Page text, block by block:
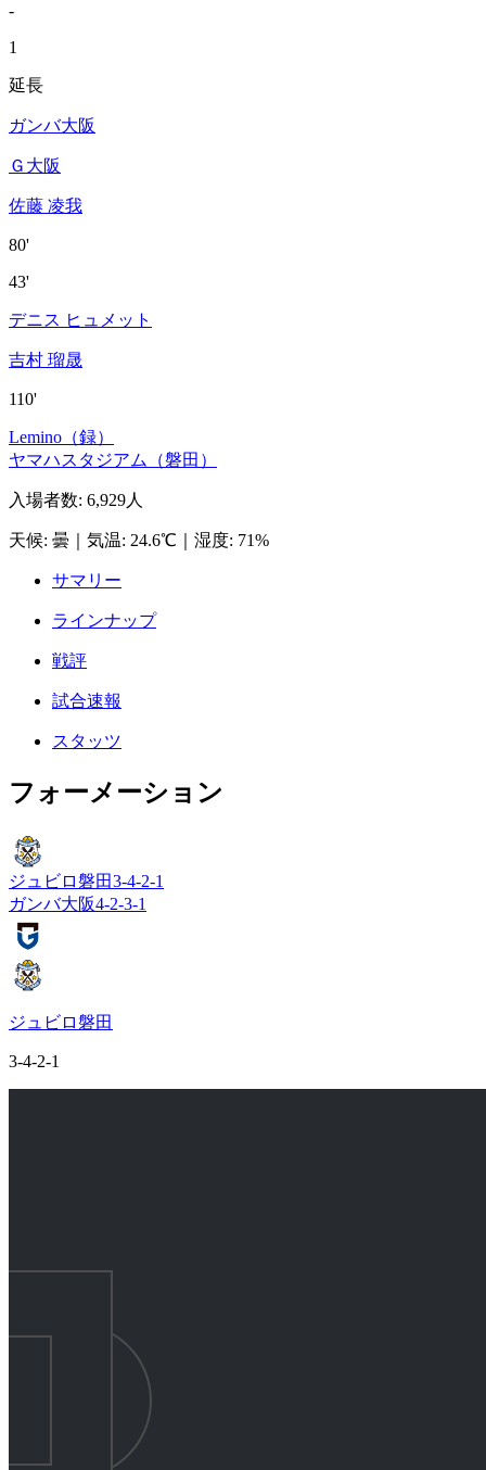
-
1
延長
ガンバ大阪
Ｇ大阪
佐藤 凌我
80'
43'
デニス ヒュメット
吉村 瑠晟
110'
Lemino（録）
ヤマハスタジアム（磐田）
入場者数: 6,929人
天候: 曇 気温: 24.6℃ 湿度: 71%
サマリー
ラインナップ
戦評
試合速報
スタッツ
フォーメーション
ジュビロ磐田3-4-2-1
ガンバ大阪4-2-3-1
ジュビロ磐田
3-4-2-1